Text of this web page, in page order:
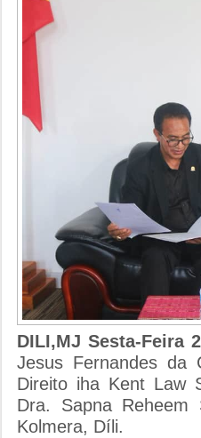
DILI,MJ Sesta-Feira
Jesus Fernandes da
Direito iha Kent Law
Dra. Sapna Reheem
Kolmera, Díli.